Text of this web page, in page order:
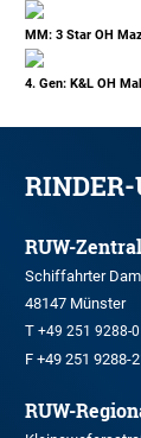
MM: 3 Star OH
4. Gen: K&L OH
RUW-
Schiffahrter
48147 Münster
T +49 251 9288-0
F +49 251 9288-
RUW-